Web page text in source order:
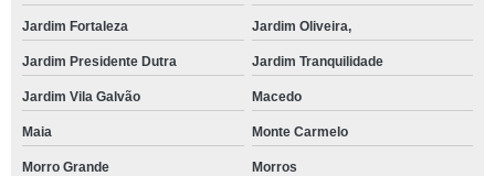
Jardim Fortaleza Jardim Oliveira,
Jardim Presidente Dutra Jardim Tranquilidade
Jardim Vila Galvão Macedo
Maia Monte Carmelo
Morro Grande Morros